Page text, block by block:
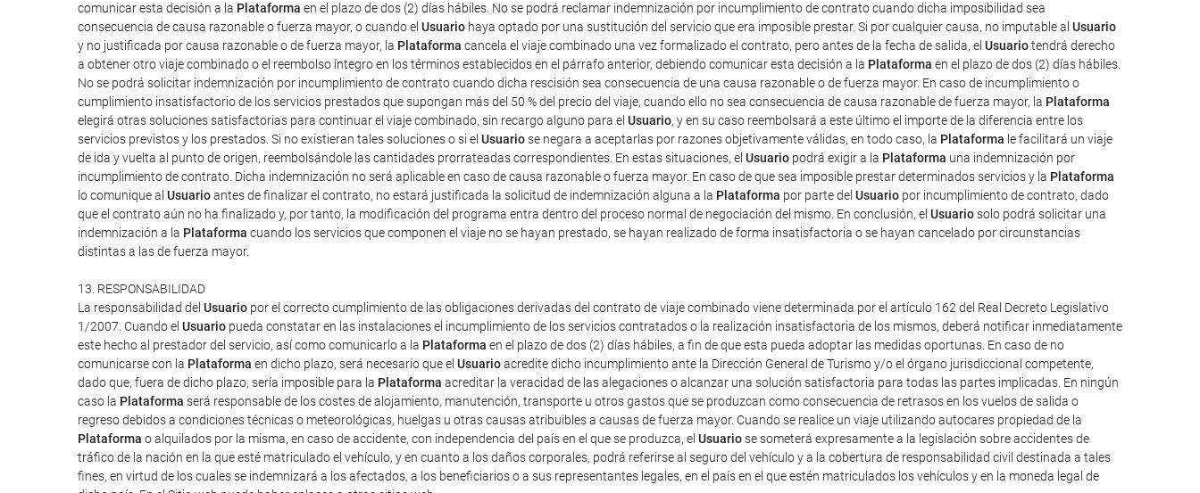
comunicar esta decisión a la Plataforma en el plazo de dos (2) días hábiles. No se podrá reclamar indemnización por incumplimiento de contrato cuando dicha imposibilidad sea
consecuencia de causa razonable o fuerza mayor, o cuando el Usuario haya optado por una sustitución del servicio que era imposible prestar. Si por cualquier causa, no imputable al Usuario
y no justificada por causa razonable o de fuerza mayor, la Plataforma cancela el viaje combinado una vez formalizado el contrato, pero antes de la fecha de salida, el Usuariotendrá derecho
a obtener otro viaje combinado o el reembolso íntegro en los términos establecidos en el párrafo anterior, debiendo comunicar esta decisión a la Plataforma en el plazo de dos (2) días hábiles.
No se podrá solicitar indemnización por incumplimiento de contrato cuando dicha rescisión sea consecuencia de una causa razonable o de fuerza mayor. En caso de incumplimiento o
cumplimiento insatisfactorio de los servicios prestados que supongan más del 50 % del precio del viaje, cuando ello no sea consecuencia de causa razonable de fuerza mayor, la Plataforma
elegirá otras soluciones satisfactorias para continuar el viaje combinado, sin recargo alguno para el Usuario, y en su caso reembolsará a este último el importe de la diferencia entre los
servicios previstos y los prestados. Si no existieran tales soluciones o si el Usuariose negara a aceptarlas por razones objetivamente válidas, en todo caso, la Plataforma le facilitará un viaje
de ida y vuelta al punto de origen, reembolsándole las cantidades prorrateadas correspondientes. En estas situaciones, el Usuario podrá exigir a la Plataforma una indemnización por
incumplimiento de contrato. Dicha indemnización no será aplicable en caso de causa razonable o fuerza mayor. En caso de que sea imposible prestar determinados servicios y la Plataforma
lo comunique al Usuarioantes de finalizar el contrato, no estará justificada la solicitud de indemnización alguna a la Plataforma por parte del Usuario por incumplimiento de contrato, dado
que el contrato aún no ha finalizado y, por tanto, la modificación del programa entra dentro del proceso normal de negociación del mismo. En conclusión, el Usuariosolo podrá solicitar una
indemnización a la Plataforma cuando los servicios que componen el viaje no se hayan prestado, se hayan realizado de forma insatisfactoria o se hayan cancelado por circunstancias
distintas a las de fuerza mayor.
13. RESPONSABILIDAD
La responsabilidad del Usuario por el correcto cumplimiento de las obligaciones derivadas del contrato de viaje combinado viene determinada por el artículo 162 del Real Decreto Legislativo
1/2007. Cuando el Usuario pueda constatar en las instalaciones el incumplimiento de los servicios contratados o la realización insatisfactoria de los mismos, deberá notificar inmediatamente
este hecho al prestador del servicio, así como comunicarlo a la Plataforma en el plazo de dos (2) días hábiles, a fin de que esta pueda adoptar las medidas oportunas. En caso de no
comunicarse con la Plataforma en dicho plazo, será necesario que el Usuarioacredite dicho incumplimiento ante la Dirección General de Turismo y/o el órgano jurisdiccional competente,
dado que, fuera de dicho plazo, sería imposible para la Plataforma acreditar la veracidad de las alegaciones o alcanzar una solución satisfactoria para todas las partes implicadas. En ningún
caso la Plataforma será responsable de los costes de alojamiento, manutención, transporte u otros gastos que se produzcan como consecuencia de retrasos en los vuelos de salida o
regreso debidos a condiciones técnicas o meteorológicas, huelgas u otras causas atribuibles a causas de fuerza mayor. Cuando se realice un viaje utilizando autocares propiedad de la
Plataforma o alquilados por la misma, en caso de accidente, con independencia del país en el que se produzca, el Usuariose someterá expresamente a la legislación sobre accidentes de
tráfico de la nación en la que esté matriculado el vehículo, y en cuanto a los daños corporales, podrá referirse al seguro del vehículo y a la cobertura de responsabilidad civil destinada a tales
fines, en virtud de los cuales se indemnizará a los afectados, a los beneficiarios o a sus representantes legales, en el país en el que estén matriculados los vehículos y en la moneda legal de